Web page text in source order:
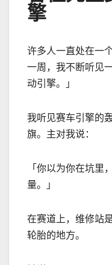
擎
许多人一直处在一
一周，我不断听见
动引擎。」
我听见赛车引擎的
旗。主对我说：
「你以为你在坑里
量。」
在赛道上，维修站
轮胎的地方。